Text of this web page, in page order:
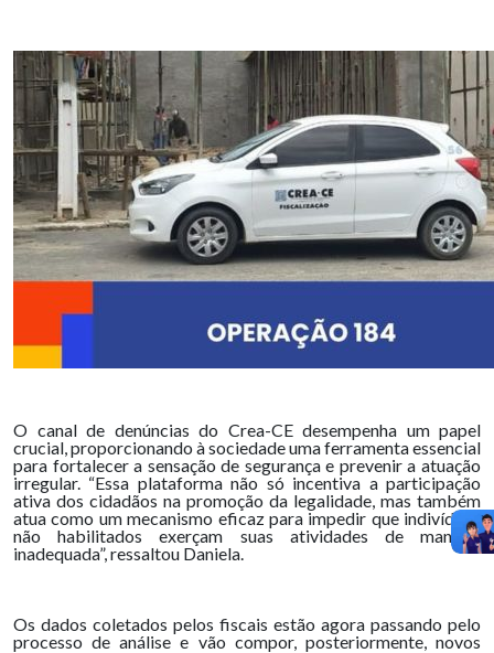
O canal de denúncias do Crea-CE desempenha um papel
crucial, proporcionando à sociedade uma ferramenta essencial
para fortalecer a sensação de segurança e prevenir a atuação
irregular. “Essa plataforma não só incentiva a participação
ativa dos cidadãos na promoção da legalidade, mas também
atua como um mecanismo eficaz para impedir que indivíduos
não habilitados exerçam suas atividades de maneira
inadequada”, ressaltou Daniela.
Os dados coletados pelos fiscais estão agora passando pelo
processo de análise e vão compor, posteriormente, novos